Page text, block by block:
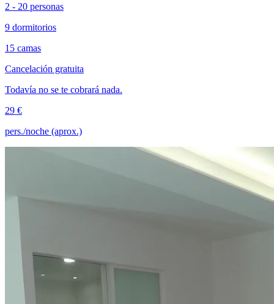
2 - 20 personas
9 dormitorios
15 camas
Cancelación gratuita
Todavía no se te cobrará nada.
29 €
pers./noche (aprox.)